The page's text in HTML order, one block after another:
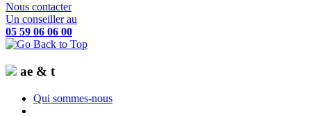
Nous contacter
Un conseiller au
05 59 06 06 00
ae & t
Qui sommes-nous